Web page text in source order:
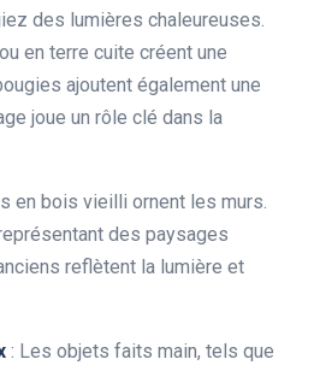
des lumières chaleureuses.
en terre cuite créent une
ajoutent également une
joue un rôle clé dans la
en bois vieilli ornent les murs.
des paysages
reflètent la lumière et
: Les objets faits main, tels que